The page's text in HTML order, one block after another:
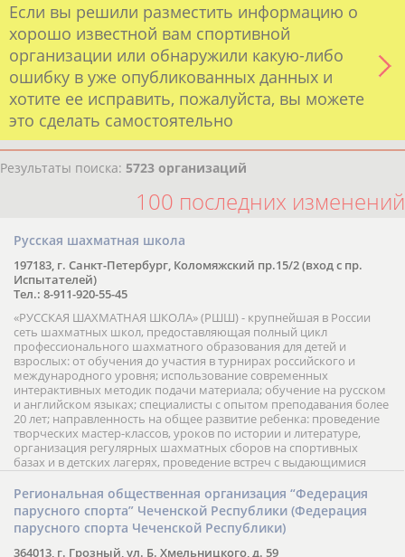
Если вы решили разместить информацию о
хорошо известной вам спортивной
организации или обнаружили какую-либо
ошибку в уже опубликованных данных и
хотите ее исправить, пожалуйста, вы можете
это сделать самостоятельно
Результаты поиска: 5723 организаций
100 последних изменений
Русская шахматная школа
197183, г. Санкт-Петербург, Коломяжский пр.15/2 (вход с пр.
Испытателей)
Тел.: 8-911-920-55-45
«РУССКАЯ ШАХМАТНАЯ ШКОЛА» (РШШ) - крупнейшая в России
сеть шахматных школ, предоставляющая полный цикл
профессионального шахматного образования для детей и
взрослых: от обучения до участия в турнирах российского и
международного уровня; использование современных
интерактивных методик подачи материала; обучение на русском
и английском языках; специалисты с опытом преподавания более
20 лет; направленность на общее развитие ребенка: проведение
творческих мастер-классов, уроков по истории и литературе,
организация регулярных шахматных сборов на спортивных
базах и в детских лагерях, проведение встреч с выдающимися
шахматистами; корпоративное обучение; онлайн обучение в
форме вебинаров и индивидуальных занятий, круглые столы
российских и международных тренеров, организация фестивалей;
онлайн трансляция мероприятий и турниров.
Региональная общественная организация “Федерация
парусного спорта” Чеченской Республики (Федерация
парусного спорта Чеченской Республики)
364013, г. Грозный, ул. Б. Хмельницкого, д. 59